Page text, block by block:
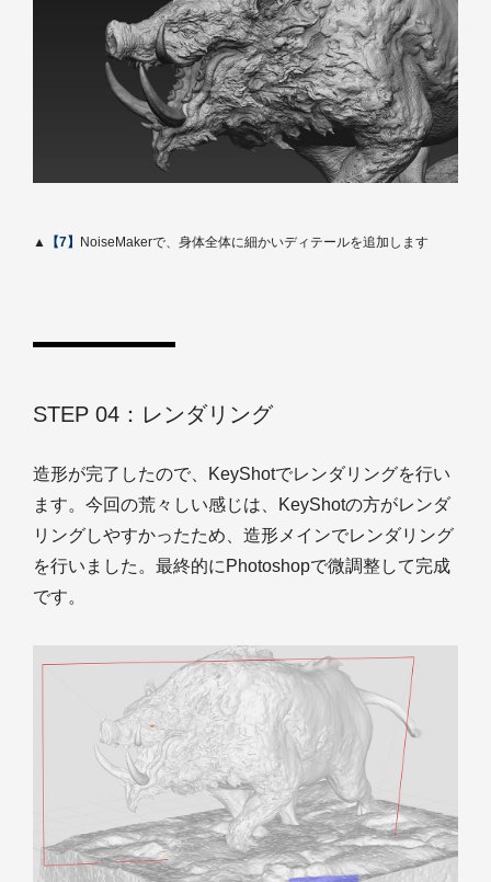
▲ 【7】 NoiseMakerで、身体全体に細かいディテールを追加します
STEP 04：レンダリング
造形が完了したので、KeyShotでレンダリングを行い
ます。今回の荒々しい感じは、KeyShotの方がレンダ
リングしやすかったため、造形メインでレンダリング
を行いました。最終的にPhotoshopで微調整して完成
です。